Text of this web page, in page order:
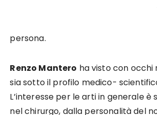
persona.
Renzo Mantero ha visto con occhi
sia sotto il profilo medico-
L’interesse per le arti in generale
nel chirurgo, dalla personalità del